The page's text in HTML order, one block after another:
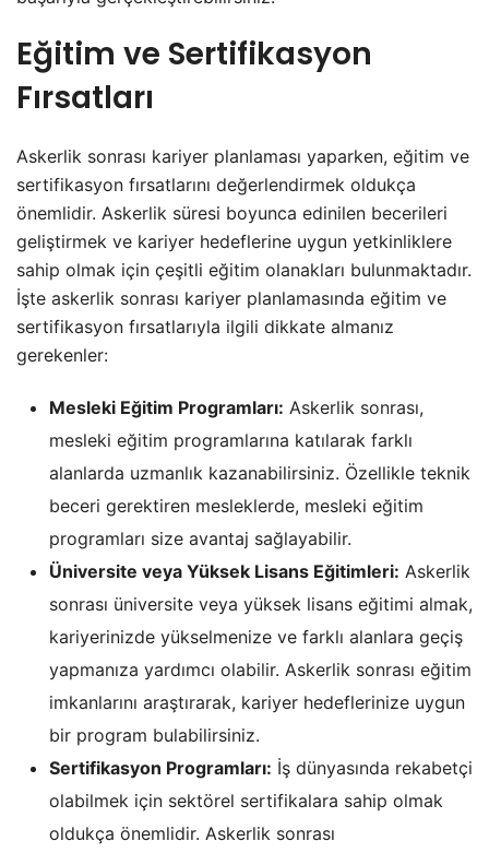
Eğitim ve Sertifikasyon
Fırsatları
Askerlik sonrası kariyer planlaması yaparken, eğitim ve
sertifikasyon fırsatlarını değerlendirmek oldukça
önemlidir. Askerlik süresi boyunca edinilen becerileri
geliştirmek ve kariyer hedeflerine uygun yetkinliklere
sahip olmak için çeşitli eğitim olanakları bulunmaktadır.
İşte askerlik sonrası kariyer planlamasında eğitim ve
sertifikasyon fırsatlarıyla ilgili dikkate almanız
gerekenler:
Mesleki Eğitim Programları: Askerlik sonrası,
mesleki eğitim programlarına katılarak farklı
alanlarda uzmanlık kazanabilirsiniz. Özellikle teknik
beceri gerektiren mesleklerde, mesleki eğitim
programları size avantaj sağlayabilir.
Üniversite veya Yüksek Lisans Eğitimleri: Askerlik
sonrası üniversite veya yüksek lisans eğitimi almak,
kariyerinizde yükselmenize ve farklı alanlara geçiş
yapmanıza yardımcı olabilir. Askerlik sonrası eğitim
imkanlarını araştırarak, kariyer hedeflerinize uygun
bir program bulabilirsiniz.
Sertifikasyon Programları: İş dünyasında rekabetçi
olabilmek için sektörel sertifikalara sahip olmak
oldukça önemlidir. Askerlik sonrası